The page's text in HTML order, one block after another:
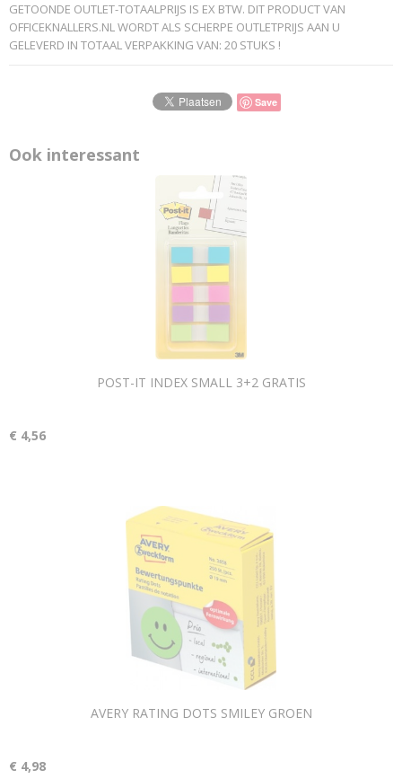
GETOONDE OUTLET-TOTAALPRIJS IS EX BTW. DIT PRODUCT VAN
OFFICEKNALLERS.NL WORDT ALS SCHERPE OUTLETPRIJS AAN U
GELEVERD IN TOTAAL VERPAKKING VAN: 20 STUKS !
Save
Ook interessant
POST-IT INDEX SMALL 3+2 GRATIS
€ 4,56
AVERY RATING DOTS SMILEY GROEN
€ 4,98